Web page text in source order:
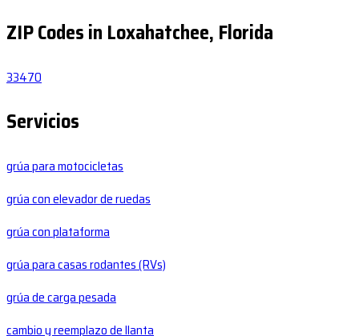
ZIP Codes in Loxahatchee, Florida
33470
Servicios
grúa para motocicletas
grúa con elevador de ruedas
grúa con plataforma
grúa para casas rodantes (RVs)
grúa de carga pesada
cambio y reemplazo de llanta